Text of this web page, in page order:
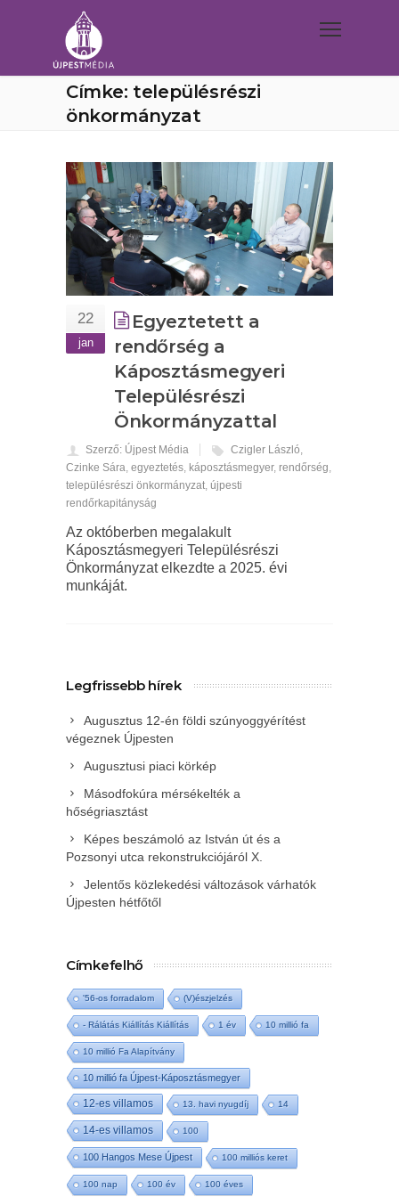
Címke: településrészi
önkormányzat
22
jan
Egyeztetett a
rendőrség a
Káposztásmegyeri
Településrészi
Önkormányzattal
Szerző: Újpest Média Czigler László,
Czinke Sára, egyeztetés, káposztásmegyer, rendőrség,
településrészi önkormányzat, újpesti
rendőrkapitányság
Az októberben megalakult
Káposztásmegyeri Településrészi
Önkormányzat elkezdte a 2025. évi
munkáját.
Legfrissebb hírek
Augusztus 12-én földi szúnyoggyérítést
végeznek Újpesten
Augusztusi piaci körkép
Másodfokúra mérsékelték a
hőségriasztást
Képes beszámoló az István út és a
Pozsonyi utca rekonstrukciójáról X.
Jelentős közlekedési változások várhatók
Újpesten hétfőtől
Címkefelhő
'56-os forradalom (V)észjelzés
- Rálátás Kiállítás Kiállítás 1 év 10 millió fa
10 millió Fa Alapítvány
10 millió fa Újpest-Káposztásmegyer
12-es villamos 13. havi nyugdíj 14
14-es villamos 100
100 Hangos Mese Újpest 100 milliós keret
100 nap 100 év 100 éves